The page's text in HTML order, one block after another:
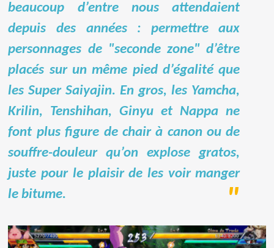
beaucoup d’entre nous attendaient
depuis des années : permettre aux
personnages de "seconde zone" d’être
placés sur un même pied d’égalité que
les Super Saiyajin. En gros, les Yamcha,
Krilin, Tenshihan, Ginyu et Nappa ne
font plus figure de chair à canon ou de
souffre-douleur qu’on explose gratos,
juste pour le plaisir de les voir manger
le bitume.